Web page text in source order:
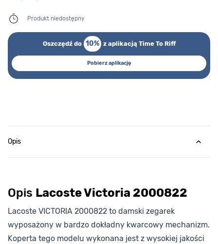
Produkt niedostępny
Oszczędź do 10% z aplikacją Time To Riff
Pobierz aplikację
Opis
Opis Lacoste Victoria 2000822
Lacoste VICTORIA 2000822 to damski zegarek
wyposażony w bardzo dokładny kwarcowy mechanizm.
Koperta tego modelu wykonana jest z wysokiej jakości